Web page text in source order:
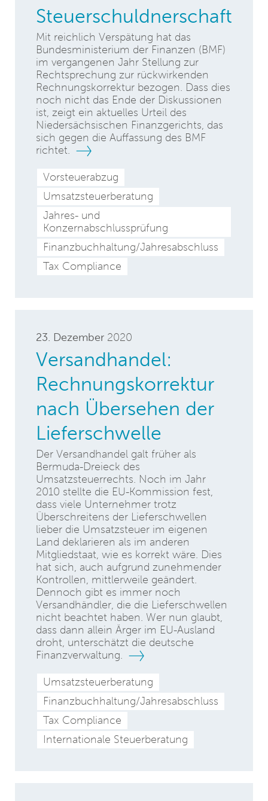
Steuerschuldnerschaft
Mit reichlich Verspätung hat das
Bundesministerium der Finanzen (BMF)
im vergangenen Jahr Stellung zur
Rechtsprechung zur rückwirkenden
Rechnungskorrektur bezogen. Dass dies
noch nicht das Ende der Diskussionen
ist, zeigt ein aktuelles Urteil des
Niedersächsischen Finanzgerichts, das
sich gegen die Auffassung des BMF
richtet.
Vorsteuerabzug
Umsatzsteuerberatung
Jahres- und
Konzernabschlussprüfung
Finanzbuchhaltung/Jahresabschluss
Tax Compliance
23. Dezember 2020
Versandhandel:
Rechnungskorrektur
nach Übersehen der
Lieferschwelle
Der Versandhandel galt früher als
Bermuda-Dreieck des
Umsatzsteuerrechts. Noch im Jahr
2010 stellte die EU-Kommission fest,
dass viele Unternehmer trotz
Überschreitens der Lieferschwellen
lieber die Umsatzsteuer im eigenen
Land deklarieren als im anderen
Mitgliedstaat, wie es korrekt wäre. Dies
hat sich, auch aufgrund zunehmender
Kontrollen, mittlerweile geändert.
Dennoch gibt es immer noch
Versandhändler, die die Lieferschwellen
nicht beachtet haben. Wer nun glaubt,
dass dann allein Ärger im EU-Ausland
droht, unterschätzt die deutsche
Finanzverwaltung.
Umsatzsteuerberatung
Finanzbuchhaltung/Jahresabschluss
Tax Compliance
Internationale Steuerberatung